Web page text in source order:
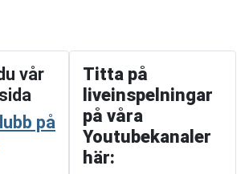
vår
på
Titta på
liveinspelningar
på våra
Youtubekanaler
här: